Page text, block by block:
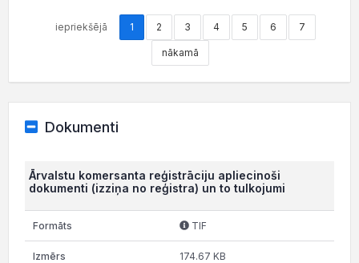
iepriekšējā 1 2 3 4 5 6 7
nākamā
Dokumenti
Ārvalstu komersanta reģistrāciju apliecinoši
dokumenti (izziņa no reģistra) un to tulkojumi
TIF
174.67 KB